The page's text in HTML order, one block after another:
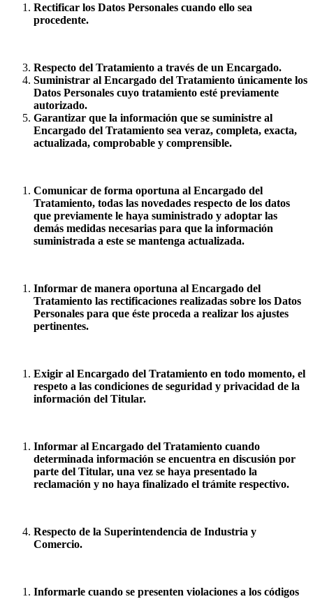
Rectificar los Datos Personales cuando ello sea
procedente.
Respecto del Tratamiento a través de un Encargado.
Suministrar al Encargado del Tratamiento únicamente los
Datos Personales cuyo tratamiento esté previamente
autorizado.
Garantizar que la información que se suministre al
Encargado del Tratamiento sea veraz, completa, exacta,
actualizada, comprobable y comprensible.
Comunicar de forma oportuna al Encargado del
Tratamiento, todas las novedades respecto de los datos
que previamente le haya suministrado y adoptar las
demás medidas necesarias para que la información
suministrada a este se mantenga actualizada.
Informar de manera oportuna al Encargado del
Tratamiento las rectificaciones realizadas sobre los Datos
Personales para que éste proceda a realizar los ajustes
pertinentes.
Exigir al Encargado del Tratamiento en todo momento, el
respeto a las condiciones de seguridad y privacidad de la
información del Titular.
Informar al Encargado del Tratamiento cuando
determinada información se encuentra en discusión por
parte del Titular, una vez se haya presentado la
reclamación y no haya finalizado el trámite respectivo.
Respecto de la Superintendencia de Industria y
Comercio.
Informarle cuando se presenten violaciones a los códigos